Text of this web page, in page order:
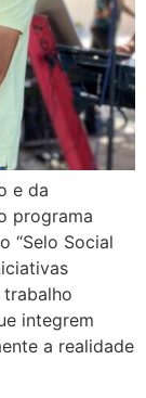
e da
programa
“Selo Social
integrem
a realidade